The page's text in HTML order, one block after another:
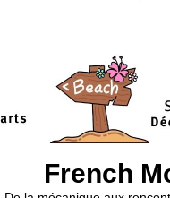
French